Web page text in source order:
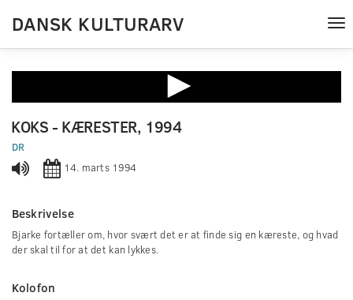
DANSK KULTURARV
seconds
of
0
seconds
KOKS - KÆRESTER, 1994
DR
14. marts 1994
Beskrivelse
Bjarke fortæller om, hvor svært det er at finde sig en kæreste, og hvad
der skal til for at det kan lykkes.
Kolofon